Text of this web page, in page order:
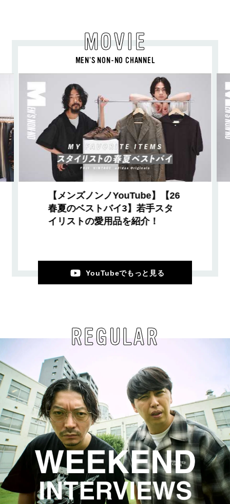
MOVIE
MEN’S NON-NO CHANNEL
【メンズノンノYouTube】【26
春夏のベストバイ3】若手スタ
イリストの愛用品を紹介！
YouTubeでもっと見る
REGULAR